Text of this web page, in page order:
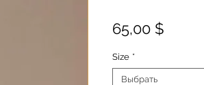
65,00 $
Size *
Выбрать